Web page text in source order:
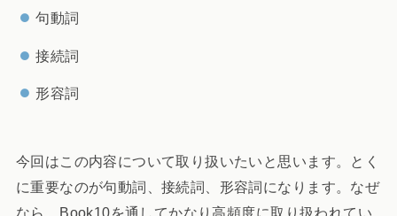
句動詞
接続詞
形容詞
今回はこの内容について取り扱いたいと思います。とく
に重要なのが句動詞、接続詞、形容詞になります。なぜ
なら、Book10を通してかなり高頻度に取り扱われてい